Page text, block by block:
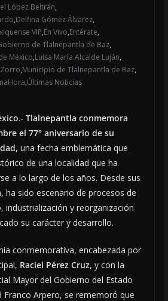
López Beltrán,
,Delfina Gómez Álvarez,
VIP,En Vivo,Entérate,
de Tlalnepantla de Baz,
México,Luisa María Alcalde Luján,
,Municipio de Tlalnepantla de Baz,
,Últimas Noticias
.- Tlalnepantla conmemora
el 77° aniversario de su
, una fecha emblemática que
de una localidad que ha
a lo largo de los años. Desde sus
ha sido escenario de procesos de
industrialización y reorganización
su carácter y desarrollo.
conmemorativa, encabezada por
Raciel Pérez Cruz, y con la
Mayor del Gobierno del Estado
Franco Arpero, se rememoró que